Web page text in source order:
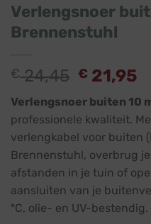
Verlengsnoer
Brennenstuhl
€24,45
prijs
was:
€ 24,45.
€ 21,95
€
Verlengsnoer buiten 10
professionele kwaliteit.
verlengkabel voor buiten
Brennenstuhl, overbrug
afstanden in je tuin of
aansluiten van je
°C, olie- en UV-bestendig.